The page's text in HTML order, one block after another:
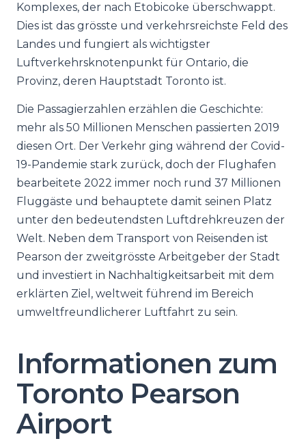
Komplexes, der nach Etobicoke überschwappt.
Dies ist das grösste und verkehrsreichste Feld des
Landes und fungiert als wichtigster
Luftverkehrsknotenpunkt für Ontario, die
Provinz, deren Hauptstadt Toronto ist.
Die Passagierzahlen erzählen die Geschichte:
mehr als 50 Millionen Menschen passierten 2019
diesen Ort. Der Verkehr ging während der Covid-
19-Pandemie stark zurück, doch der Flughafen
bearbeitete 2022 immer noch rund 37 Millionen
Fluggäste und behauptete damit seinen Platz
unter den bedeutendsten Luftdrehkreuzen der
Welt. Neben dem Transport von Reisenden ist
Pearson der zweitgrösste Arbeitgeber der Stadt
und investiert in Nachhaltigkeitsarbeit mit dem
erklärten Ziel, weltweit führend im Bereich
umweltfreundlicherer Luftfahrt zu sein.
Informationen zum
Toronto Pearson
Airport